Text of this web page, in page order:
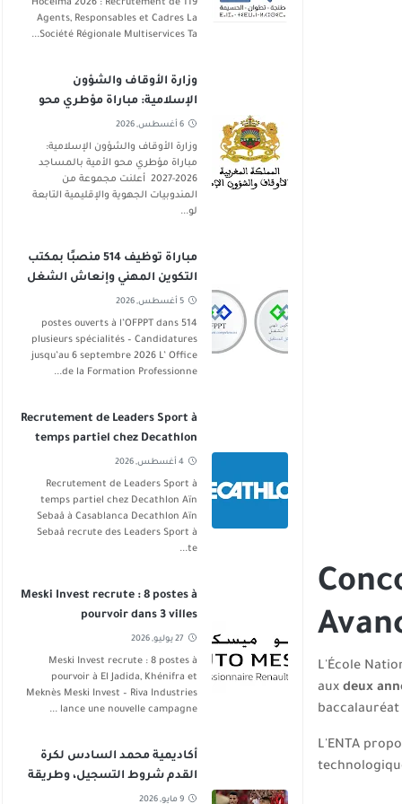
L'École
aux deux
L'ENTA
Hoceima 2026 : Recrutement de 119
Agents, Responsables et Cadres La
Société Régionale Multiservices Ta...
وزارة الأوقاف والشؤون
الإسلامية: مباراة مؤطري محو
الأمية بالمساجد 2026-2027
6 أغسطس, 2026
وزارة الأوقاف والشؤون الإسلامية:
مباراة مؤطري محو الأمية بالمساجد
2026-2027 أعلنت مجموعة من
المندوبيات الجهوية والإقليمية التابعة
لو...
مباراة توظيف 514 منصبًا بمكتب
التكوين المهني وإنعاش الشغل
شتنبر 2026
5 أغسطس, 2026
514 postes ouverts à l’OFPPT dans
plusieurs spécialités – Candidatures
jusqu’au 6 septembre 2026 L’ Office
de la Formation Professionne...
Recrutement de Leaders Sport à
temps partiel chez Decathlon
Aïn Sebaâ
4 أغسطس, 2026
Recrutement de Leaders Sport à
temps partiel chez Decathlon Aïn
Sebaâ à Casablanca Decathlon Aïn
Sebaâ recrute des Leaders Sport à
te...
Meski Invest recrute : 8 postes à
pourvoir dans 3 villes
27 يوليو, 2026
Meski Invest recrute : 8 postes à
pourvoir à El Jadida, Khénifra et
Meknès Meski Invest – Riva Industries
lance une nouvelle campagne ...
أكاديمية محمد السادس لكرة
القدم شروط التسجيل، وطريقة
الانخراط
9 مايو, 2026